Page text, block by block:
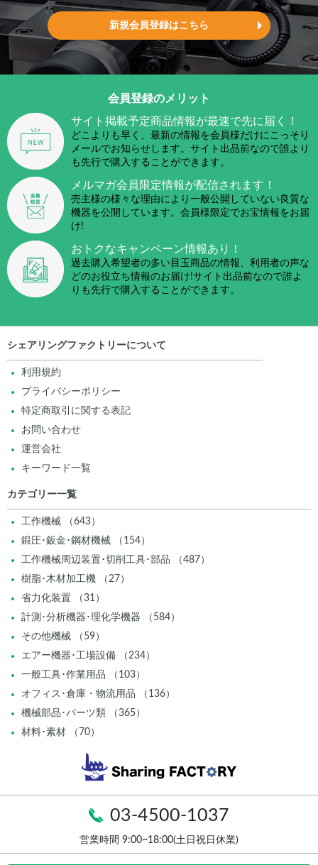
新規会員登録はこちら
会員登録のメリット
サイト掲載予定商品情報が最速で先に届く！
どこよりも早く、最新の情報を会員様だけにこっそり
メールでお知らせします。サイト出品前なので誰より
も先行で購入することができます。
メルマガ会員限定情報が配信されます！
売主様の様々な理由により一般公開していない良質な
機器を公開しています。会員様限定でお宝情報をお届
け!
おトクなキャンペーン情報あり！
過去購入希望者の多い目玉商品の情報、利用者の声な
どのお役立ち情報のお届け!サイト出品前なので誰よ
りも先行で購入することができます。
03-4500-1037
営業時間 9:00~18:00(土日祝日休業)
シェアリングファクトリーについて
利用規約
プライバシーポリシー
特定商取引に関する表記
お問い合わせ
運営会社
キーワード一覧
カテゴリー一覧
工作機械 （643）
鍛圧･鈑金･鋼材機械 （154）
工作機械周辺装置･切削工具･部品 （487）
樹脂･木材加工機 （27）
省力化装置 （31）
計測･分析機器･理化学機器 （584）
その他機械 （59）
エアー機器･工場設備 （234）
一般工具･作業用品 （103）
オフィス･倉庫・物流用品 （136）
機械部品･パーツ類 （365）
材料･素材 （70）